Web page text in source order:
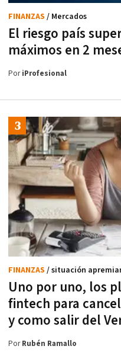
El riesgo país
máximos en 2
FINANZAS / Mercados
PoriProfesional
Uno por uno, los
fintech para
y como salir del
FINANZAS / situación
PorRubén Ramallo